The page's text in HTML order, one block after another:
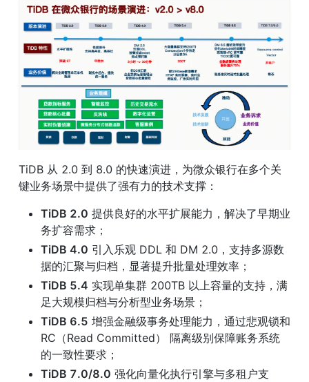
TiDB 从 2.0 到 8.0 的快速演进，为微众银行在多个关
键业务场景中提供了强有力的技术支撑：
TiDB 2.0 提供良好的水平扩展能力，解决了早期业
务扩容需求；
TiDB 4.0 引入乐观 DDL 和 DM 2.0，支持多源数
据的汇聚与归档，显著提升批量处理效率；
TiDB 5.4 实现单集群 200TB 以上容量的支持，满
足大规模归档与分析型业务场景；
TiDB 6.5 增强金融级事务处理能力，通过悲观锁和
RC（Read Committed） 隔离级别保障账务系统
的一致性要求；
TiDB 7.0/8.0 强化向量化执行引擎与多租户支